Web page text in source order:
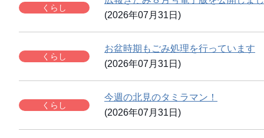
くらし
(2026年07月31日)
くらし
お盆時期もごみ処理を行っています
(2026年07月31日)
くらし
今週の北見のタミラマン！
(2026年07月31日)